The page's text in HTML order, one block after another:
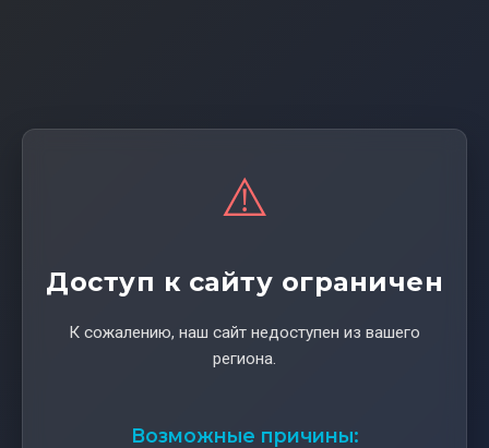
⚠️
Доступ к сайту ограничен
К сожалению, наш сайт недоступен из вашего
региона.
Возможные причины: